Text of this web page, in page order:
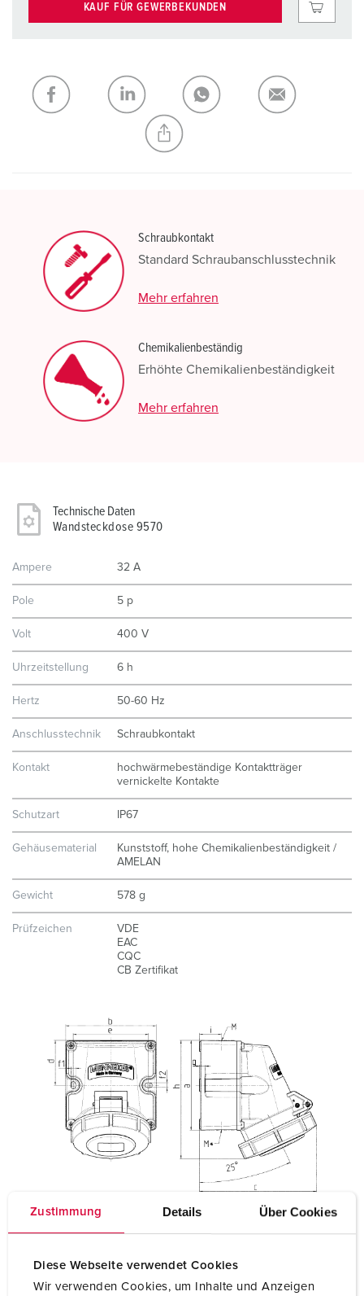
Zustimmung Details Über Cookies
Diese Webseite verwendet Cookies
Wir verwenden Cookies, um Inhalte und Anzeigen
KAUF FÜR GEWERBEKUNDEN
Schraubkontakt
Standard Schraubanschlusstechnik
Mehr erfahren
Chemikalienbeständig
Erhöhte Chemikalienbeständigkeit
Mehr erfahren
Technische Daten
Wandsteckdose 9570
Ampere 32 A
Pole 5 p
Volt 400 V
Uhrzeitstellung 6 h
Hertz 50-60 Hz
Anschlusstechnik Schraubkontakt
Kontakt
hochwärmebeständige Kontaktträger
vernickelte Kontakte
Schutzart IP67
Gehäusematerial
Kunststoff, hohe Chemikalienbeständigkeit /
AMELAN
Gewicht 578 g
Prüfzeichen
VDE
EAC
CQC
CB Zertifikat